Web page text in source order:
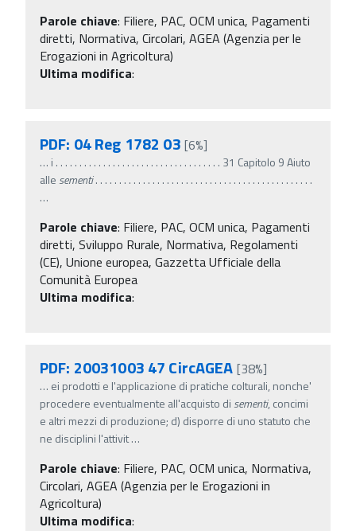
Parole chiave: Filiere, PAC, OCM unica, Pagamenti
diretti, Normativa, Circolari, AGEA (Agenzia per le
Erogazioni in Agricoltura)
Ultima modifica:
PDF: 04 Reg 1782 03 [6%]
… i . . . . . . . . . . . . . . . . . . . . . . . . . . . . . . . . . . . 31 Capitolo 9 Aiuto
alle sementi. . . . . . . . . . . . . . . . . . . . . . . . . . . . . . . . . . . . . . . . . . . . . .
…
Parole chiave: Filiere, PAC, OCM unica, Pagamenti
diretti, Sviluppo Rurale, Normativa, Regolamenti
(CE), Unione europea, Gazzetta Ufficiale della
Comunità Europea
Ultima modifica:
PDF: 20031003 47 CircAGEA [38%]
… ei prodotti e l'applicazione di pratiche colturali, nonche'
procedere eventualmente all'acquisto di sementi, concimi
e altri mezzi di produzione; d) disporre di uno statuto che
ne disciplini l'attivit…
Parole chiave: Filiere, PAC, OCM unica, Normativa,
Circolari, AGEA (Agenzia per le Erogazioni in
Agricoltura)
Ultima modifica: